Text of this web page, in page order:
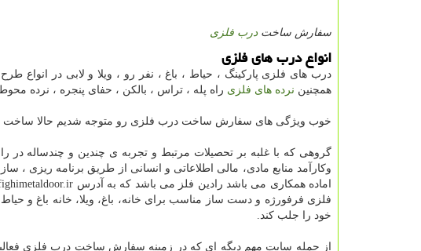
سفارش ساخت درب فلزی
انواع درب های فلزی
همچنین نرده های فلزی راه پله ، تراس ، بالکن ، حفای پنجره ، نرده
خوب ویژگی های سفارش ساخت درب فلزی رو متوجه شدیم حالا
گروهی که با غلبه بر تحصیلات مرتبط و تجربه ی چندین و چندساله
وکارآمد منابع مادی، مالی اطلاعاتی و انسانی از طریق برنامه ریزی ،
فلزی فرفورژه و دست ساز مناسب برای خانه، باغ، ویلا، خانه باغ و
خود را جلب کند.